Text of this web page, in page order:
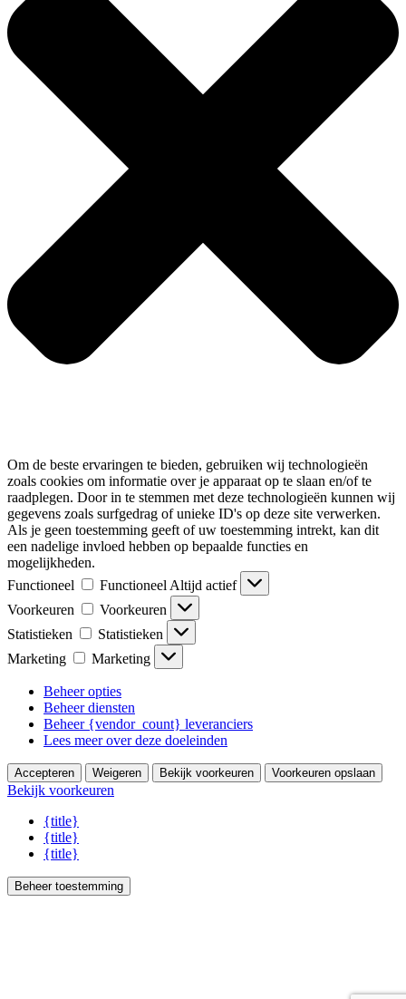
Om de beste ervaringen te bieden, gebruiken wij technologieën
zoals cookies om informatie over je apparaat op te slaan en/of te
raadplegen. Door in te stemmen met deze technologieën kunnen wij
gegevens zoals surfgedrag of unieke ID's op deze site verwerken.
Als je geen toestemming geeft of uw toestemming intrekt, kan dit
een nadelige invloed hebben op bepaalde functies en
mogelijkheden.
Functioneel
Functioneel Altijd actief
Voorkeuren
Voorkeuren
Statistieken
Statistieken
Marketing
Marketing
Beheer opties
Beheer diensten
Beheer {vendor_count} leveranciers
Lees meer over deze doeleinden
Accepteren Weigeren Bekijk voorkeuren Voorkeuren opslaan
Bekijk voorkeuren
{title}
{title}
{title}
Beheer toestemming